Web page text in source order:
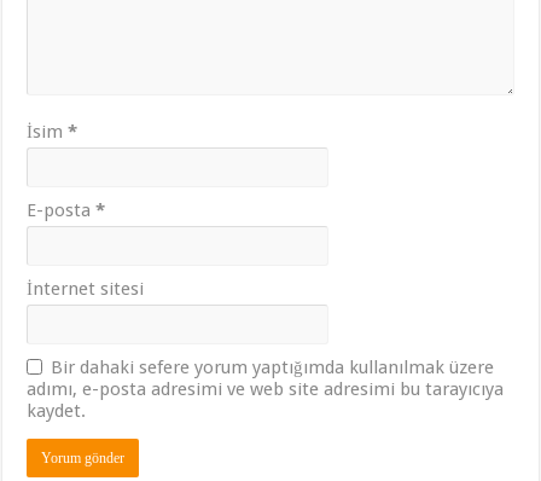
İsim*
E-posta*
İnternet sitesi
Bir dahaki sefere yorum yaptığımda kullanılmak üzere
adımı, e-posta adresimi ve web site adresimi bu tarayıcıya
kaydet.